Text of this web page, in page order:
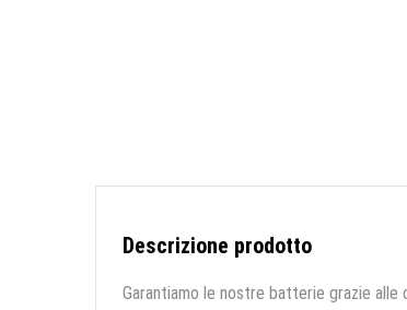
Descrizione prodotto
Garantiamo le nostre batterie grazie